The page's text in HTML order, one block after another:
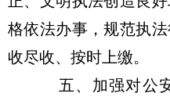
格依法办事，规范执
收尽收、按时上缴。
五、加强对公安